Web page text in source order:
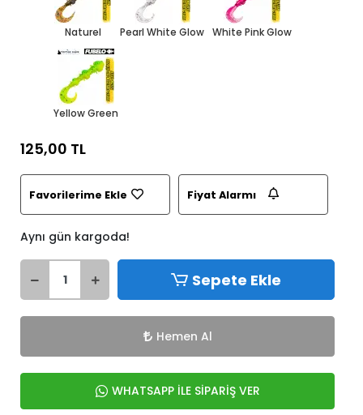
Naturel Pearl White Glow White Pink Glow
Yellow Green
125,00 TL
Favorilerime Ekle Fiyat Alarmı
Aynı gün kargoda!
Sepete Ekle
Hemen Al
WHATSAPP İLE SİPARİŞ VER